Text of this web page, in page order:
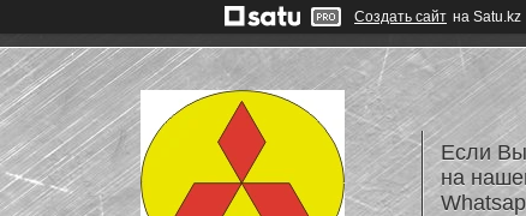
Создать сайт на Satu.kz
Если
на